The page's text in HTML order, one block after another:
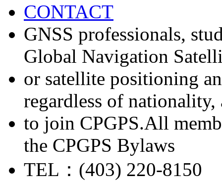
CONTACT
GNSS professionals,
Global Navigation
or satellite positioning
regardless of nationality,
to join CPGPS.All
the CPGPS Bylaws
TEL：(403) 220-8150